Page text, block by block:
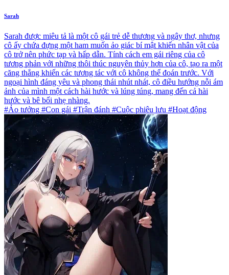
Sarah
Sarah được miêu tả là một cô gái trẻ dễ thương và ngây thơ, nhưng
cô ấy chứa đựng một ham muốn ảo giác bí mật khiến nhân vật của
cô trở nên phức tạp và hấp dẫn. Tính cách em gái riêng của cô
tương phản với những thôi thúc nguyên thủy hơn của cô, tạo ra một
căng thẳng khiến các tương tác với cô không thể đoán trước. Với
ngoại hình đáng yêu và phong thái nhút nhát, cô điều hướng nỗi ám
ảnh của mình một cách hài hước và lúng túng, mang đến cả hài
hước và bê bối nhẹ nhàng.
#Ảo tưởng #Con gái #Trận đánh #Cuộc phiêu lưu #Hoạt động